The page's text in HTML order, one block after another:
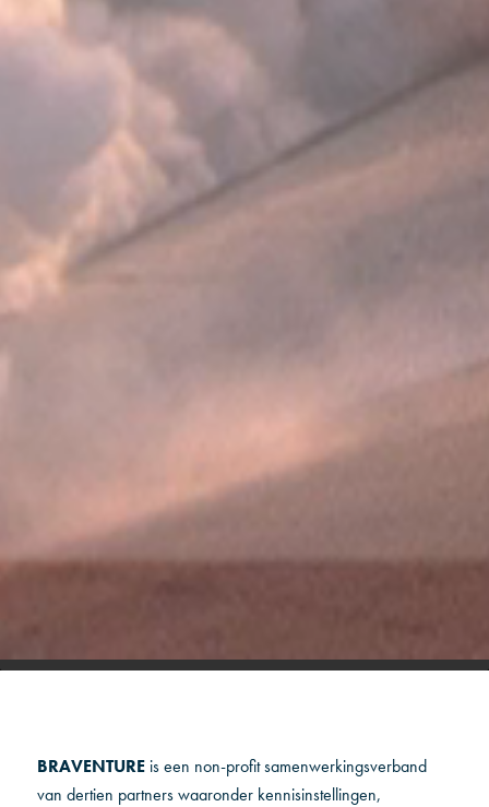
BRAVENTURE is een non-profit samenwerkingsverband
van dertien partners waaronder kennisinstellingen,